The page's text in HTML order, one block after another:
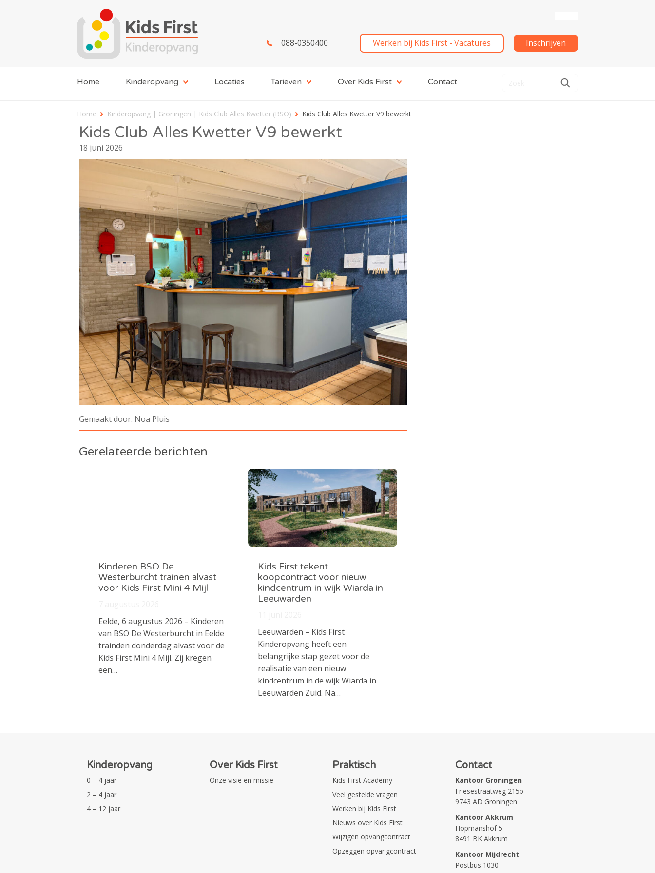
088-0350400 Werken bij Kids First - Vacatures Inschrijven
Home Kinderopvang Locaties Tarieven Over Kids First Contact
Home Kinderopvang | Groningen | Kids Club Alles Kwetter (BSO) Kids Club Alles Kwetter V9 bewerkt
Kids Club Alles Kwetter V9 bewerkt
18 juni 2026
Gemaakt door: Noa Pluis
Gerelateerde berichten
Kinderen BSO De
Westerburcht trainen alvast
voor Kids First Mini 4 Mijl
Eelde, 6 augustus 2026 – Kinderen
van BSO De Westerburcht in Eelde
trainden donderdag alvast voor de
Kids First Mini 4 Mijl. Zij kregen
een…
Kids First tekent
koopcontract voor nieuw
kindcentrum in wijk Wiarda in
Leeuwarden
Leeuwarden – Kids First
Kinderopvang heeft een
belangrijke stap gezet voor de
realisatie van een nieuw
kindcentrum in de wijk Wiarda in
Leeuwarden Zuid. Na…
Kinderopvang
0 – 4 jaar
2 – 4 jaar
4 – 12 jaar
Over Kids First
Onze visie en missie
Praktisch
Kids First Academy
Veel gestelde vragen
Werken bij Kids First
Nieuws over Kids First
Wijzigen opvangcontract
Opzeggen opvangcontract
Contact
Kantoor Groningen
Friesestraatweg 215b
9743 AD Groningen
Kantoor Akkrum
Hopmanshof 5
8491 BK Akkrum
Kantoor Mijdrecht
Postbus 1030